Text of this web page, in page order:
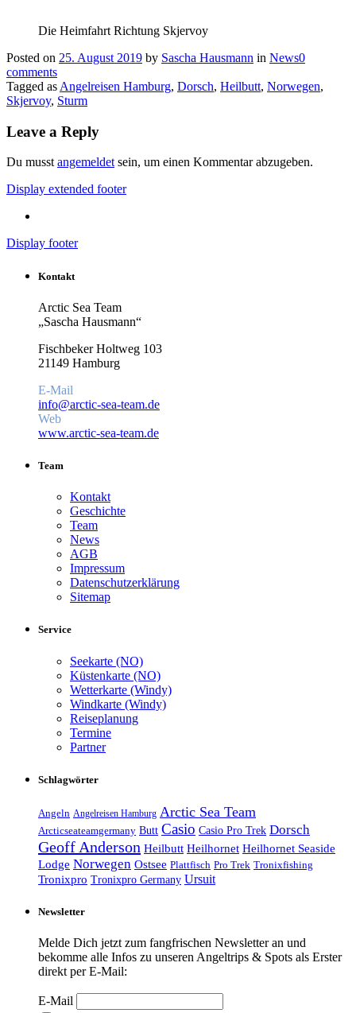
Die Heimfahrt Richtung Skjervoy
Posted on 25. August 2019 by Sascha Hausmann in News0
comments
Tagged as Angelreisen Hamburg, Dorsch, Heilbutt, Norwegen,
Skjervoy, Sturm
Leave a Reply
Du musstangemeldetsein, um einen Kommentar abzugeben.
Display extended footer
Display footer
Kontakt
Arctic Sea Team
„Sascha Hausmann“
Fischbeker Holtweg 103
21149 Hamburg
E-Mail
info@arctic-sea-team.de
Web
www.arctic-sea-team.de
Team
Kontakt
Geschichte
Team
News
AGB
Impressum
Datenschutzerklärung
Sitemap
Service
Seekarte (NO)
Küstenkarte (NO)
Wetterkarte (Windy)
Windkarte (Windy)
Reiseplanung
Termine
Partner
Schlagwörter
Angeln Angelreisen Hamburg Arctic Sea Team
Arcticseateamgermany Butt Casio Casio Pro Trek Dorsch
Geoff Anderson Heilbutt Heilhornet Heilhornet Seaside
Lodge Norwegen Ostsee Plattfisch Pro Trek Tronixfishing
Tronixpro Tronixpro Germany Ursuit
Newsletter
Melde Dich jetzt zum fangfrischen Newsletter an und
bekomme alle Infos zu unseren Angeltrips & Spots als Erster
direkt per E-Mail:
E-Mail